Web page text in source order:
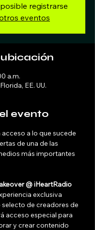
registrarse
eventos
a.m.
EE. UU.
evento
a lo que sucede
de una de las
más importantes
@ iHeartRadio
exclusiva
de creadores de
acceso especial para
y crear contenido